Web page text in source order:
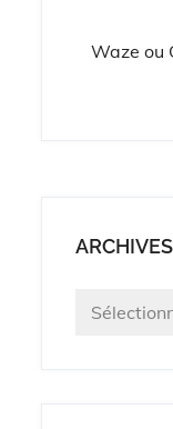
Waze ou
ARCHIVES
Archives